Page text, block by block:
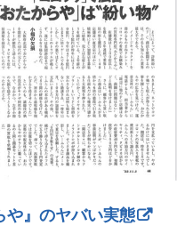
や』のヤバい実態